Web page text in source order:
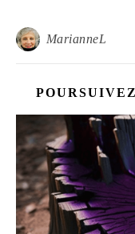
MarianneL